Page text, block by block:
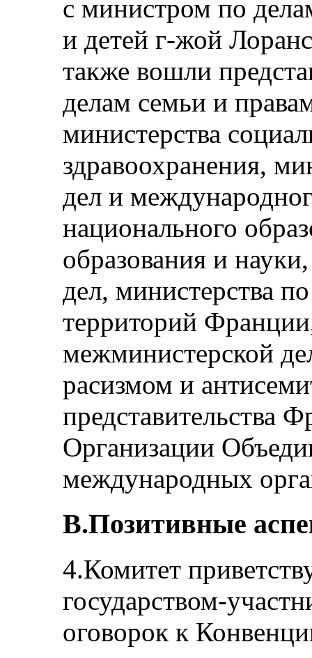
с министром по
и детей г-жой
также вошли
делам семьи и
министерства
здравоохранения,
дел и
национального
образования и
дел, министерства
территорий
межминистерской
расизмом и
представительства
Организации
международных
B.Позитивные
4.Комитет
государством-
оговорок к